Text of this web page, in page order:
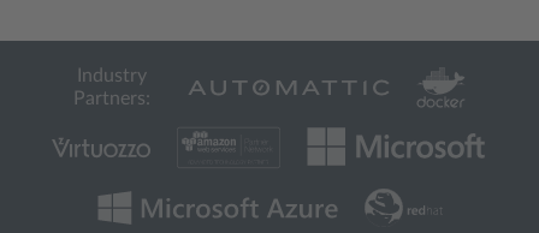
Industry
Partners: